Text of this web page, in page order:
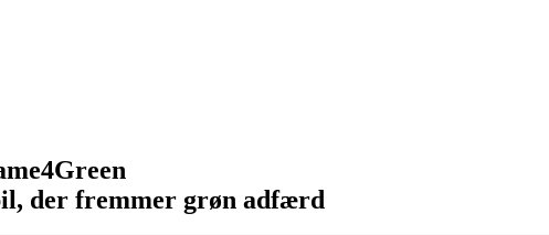
der fremmer grøn adfærd